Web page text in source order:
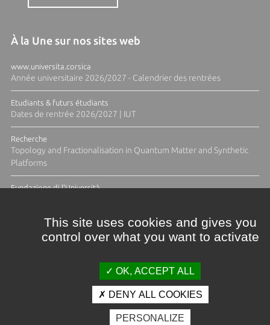
À la Une sur nos sites web
www.universita.corsica
Année universitaire 2026/2027 - Calendrier des rentrées
Etudiants & futurs étudiants
Dates de rentrée 2026/2027 | IUT
Recherche
Topology and Fractionalisation in Quantum Matter and Synthetic
Platforms
Fundazione di l'Università
Crédits et mentions légales
Espace presse Photothèque
This site uses cookies and gives you
control over what you want to activate
OK, ACCEPT ALL
DENY ALL COOKIES
PERSONALIZE